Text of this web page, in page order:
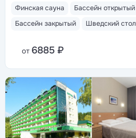
Финская сауна
Бассейн открытый
Бассейн закрытый
Шведский стол
от 6885 ₽